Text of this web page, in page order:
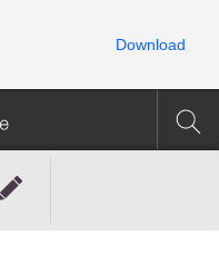
Download